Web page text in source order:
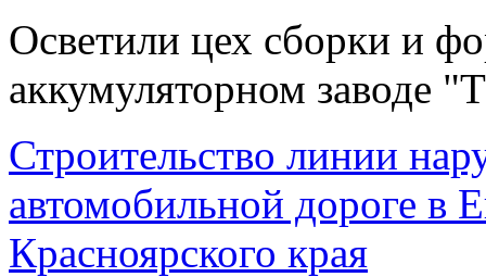
Осветили цех сборки и
аккумуляторном заводе
Строительство линии
автомобильной дороге в
Красноярского края